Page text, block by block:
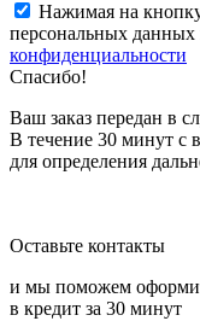
Нажимая на
персональных данных
конфиденциальности
Спасибо!
Ваш заказ передан в
В течение 30 минут с
для определения
Оставьте контакты
и мы поможем
в кредит за 30 минут